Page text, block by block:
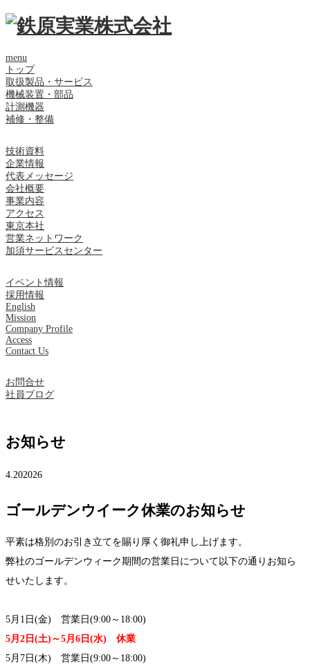
menu
トップ
取扱製品・サービス
機械装置・部品
計測機器
補修・整備
技術資料
企業情報
代表メッセージ
会社概要
事業内容
アクセス
東京本社
営業ネットワーク
加須サービスセンター
イベント情報
採用情報
English
Mission
Company Profile
Access
Contact Us
お問合せ
社員ブログ
お知らせ
4.202026
ゴールデンウイーク休業のお知らせ
平素は格別のお引き立てを賜り厚く御礼申し上げます。
弊社のゴールデンウィーク期間の営業日について以下の通りお知ら
せいたします。
5月1日(金) 営業日(9:00～18:00)
5月2日(土)～5月6日(水) 休業
5月7日(木) 営業日(9:00～18:00)